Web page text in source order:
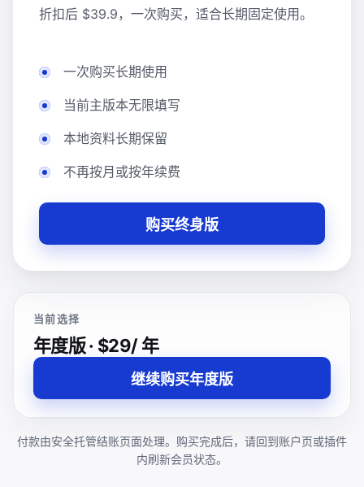
折扣后 $39.9，一次购买，适合长期固定使用。
一次购买长期使用
当前主版本无限填写
本地资料长期保留
不再按月或按年续费
购买终身版
当前选择
年度版 · $29/ 年
继续购买年度版
付款由安全托管结账页面处理。购买完成后，请回到账户页或插件
内刷新会员状态。